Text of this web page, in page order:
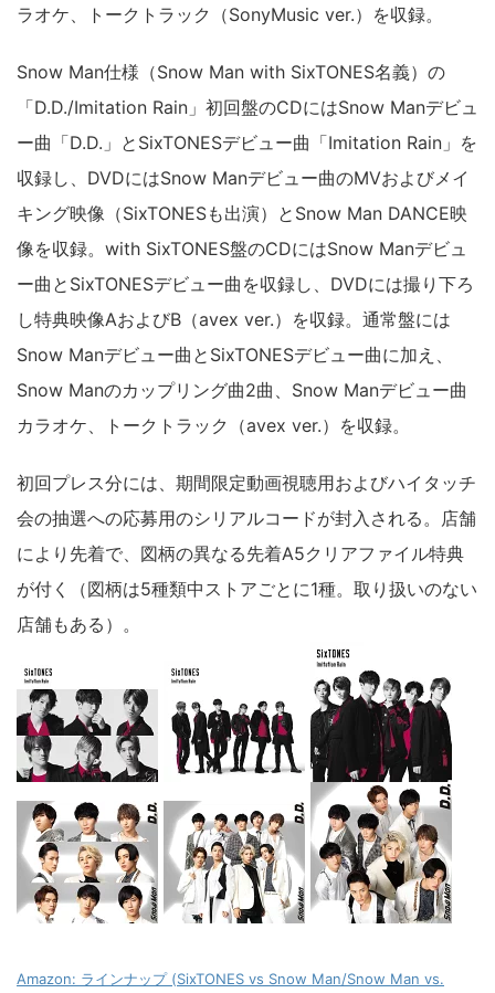
ラオケ、トークトラック（SonyMusic ver.）を収録。
Snow Man仕様（Snow Man with SixTONES名義）の
「D.D./Imitation Rain」初回盤のCDにはSnow Manデビュ
ー曲「D.D.」とSixTONESデビュー曲「Imitation Rain」を
収録し、DVDにはSnow Manデビュー曲のMVおよびメイ
キング映像（SixTONESも出演）とSnow Man DANCE映
像を収録。with SixTONES盤のCDにはSnow Manデビュ
ー曲とSixTONESデビュー曲を収録し、DVDには撮り下ろ
し特典映像AおよびB（avex ver.）を収録。通常盤には
Snow Manデビュー曲とSixTONESデビュー曲に加え、
Snow Manのカップリング曲2曲、Snow Manデビュー曲
カラオケ、トークトラック（avex ver.）を収録。
初回プレス分には、期間限定動画視聴用およびハイタッチ
会の抽選への応募用のシリアルコードが封入される。店舗
により先着で、図柄の異なる先着A5クリアファイル特典
が付く（図柄は5種類中ストアごとに1種。取り扱いのない
店舗もある）。
Amazon: ラインナップ (SixTONES vs Snow Man/Snow Man vs.